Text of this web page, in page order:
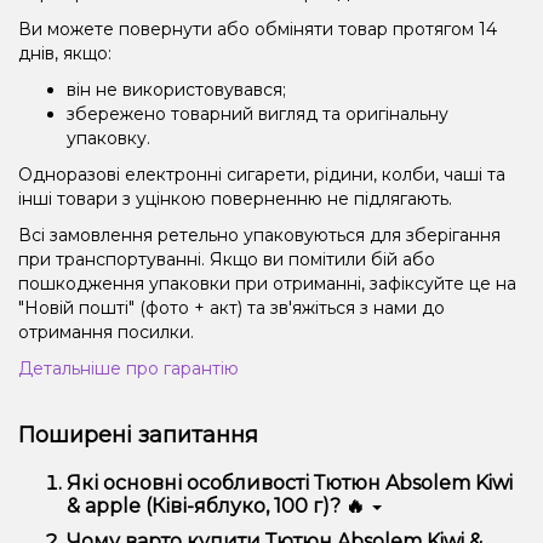
Ви можете повернути або обміняти товар протягом 14
днів, якщо:
він не використовувався;
збережено товарний вигляд та оригінальну
упаковку.
Одноразові електронні сигарети, рідини, колби, чаші та
інші товари з уцінкою поверненню не підлягають.
Всі замовлення ретельно упаковуються для зберігання
при транспортуванні. Якщо ви помітили бій або
пошкодження упаковки при отриманні, зафіксуйте це на
"Новій пошті" (фото + акт) та зв'яжіться з нами до
отримання посилки.
Детальніше про гарантію
Поширені запитання
Які основні особливості Тютюн Absolem Kiwi
& apple (Ківі-яблуко, 100 г)? 🔥